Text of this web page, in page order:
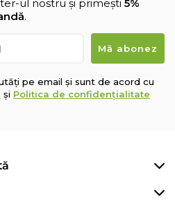
ul nostru și primești 5%
.
pe email și sunt de acord cu
și Politica de confidențialitate